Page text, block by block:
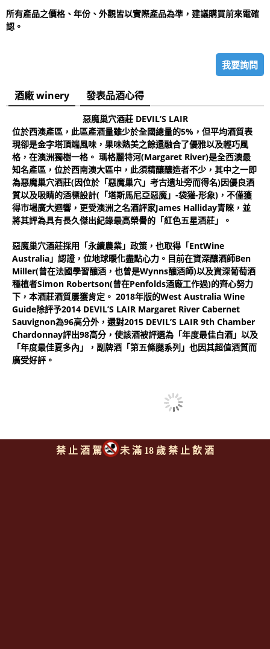
所有產品之價格、年份、外觀皆以實際產品為準，建議購買前來電確
認。
我要詢問
酒廠 winery 發表品酒心得
惡魔巢穴酒莊 DEVIL’S LAIR
位於西澳產區，此區產酒量雖少於全國總量的5%，但平均酒質表
現卻是金字塔頂端風味，果味熟美之餘還融合了優雅以及輕巧風
格，在澳洲獨樹一格。 瑪格麗特河(Margaret River)是全西澳最
知名產區，位於西南澳大區中，此須精釀釀造者不少，其中之一即
為惡魔巢穴酒莊(因位於「惡魔巢穴」考古遺址旁而得名)因優良酒
質以及吸睛的酒標設計(「塔斯馬尼亞惡魔」-袋獾-形象)，不僅獲
得市場廣大迴響，更受澳洲之名酒評家James Halliday青睞，並
將其評為具有長久傑出紀錄最高榮譽的「紅色五星酒莊」。
惡魔巢穴酒莊採用「永續農業」政策，也取得「EntWine
Australia」認證，位地球暖化盡點心力。目前在資深釀酒師Ben
Miller(曾在法國學習釀酒，也曾是Wynns釀酒師)以及資深葡萄酒
種植者Simon Robertson(曾在Penfolds酒廠工作過)的齊心努力
下，本酒莊酒質屢獲肯定。 2018年版的West Australia Wine
Guide除評予2014 DEVIL’S LAIR Margaret River Cabernet
Sauvignon為96高分外，還對2015 DEVIL’S LAIR 9th Chamber
Chardonnay評出98高分，使該酒被評選為「年度最佳白酒」以及
「年度最佳夏多內」，副牌酒「第五條腿系列」也因其超值酒質而
廣受好評。
同類型推薦商品
禁 止 酒 駕 未 滿 18 歲 禁 止 飲 酒